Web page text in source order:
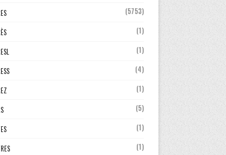
(5753)
(1)
(1)
(4)
(1)
(5)
(1)
(1)